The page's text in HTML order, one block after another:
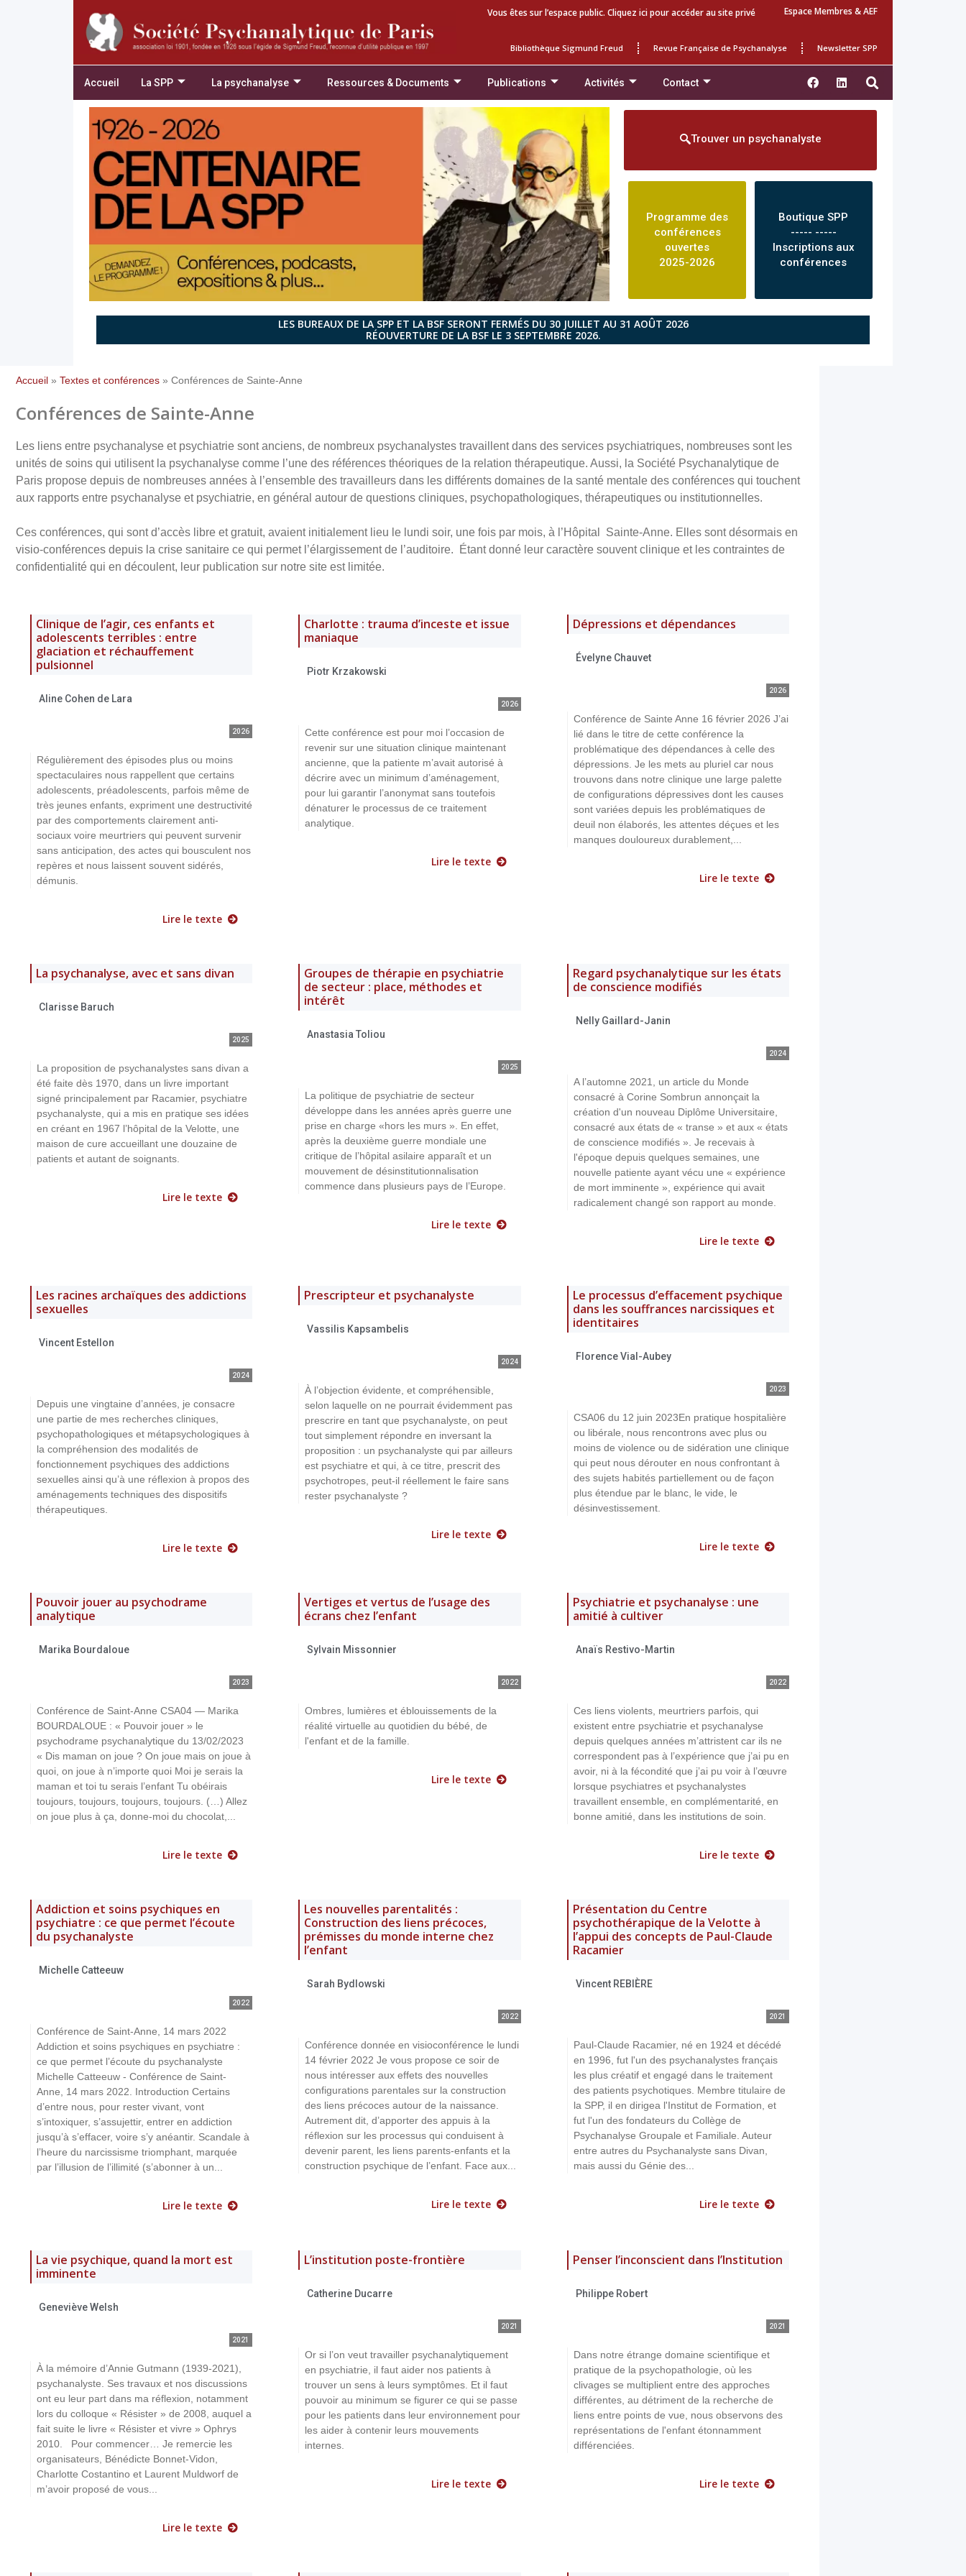
Vous êtes sur l’espace public. Cliquez ici pour accéder au site privé Espace Membres & AEF
Bibliothèque Sigmund Freud Revue Française de Psychanalyse Newsletter SPP
Accueil La SPP La psychanalyse Ressources & Documents Publications Activités Contact
Trouver un psychanalyste
Programme des
conférences
ouvertes
2025-2026
Boutique SPP
----- -----
Inscriptions aux
conférences
LES BUREAUX DE LA SPP ET LA BSF SERONT FERMÉS DU 30 JUILLET AU 31 AOÛT 2026
RÉOUVERTURE DE LA BSF LE 3 SEPTEMBRE 2026.
Accueil » Textes et conférences » Conférences de Sainte-Anne
Conférences de Sainte-Anne
Les liens entre psychanalyse et psychiatrie sont anciens, de nombreux psychanalystes travaillent dans des services psychiatriques, nombreuses sont les
unités de soins qui utilisent la psychanalyse comme l’une des références théoriques de la relation thérapeutique. Aussi, la Société Psychanalytique de
Paris propose depuis de nombreuses années à l’ensemble des travailleurs dans les différents domaines de la santé mentale des conférences qui touchent
aux rapports entre psychanalyse et psychiatrie, en général autour de questions cliniques, psychopathologiques, thérapeutiques ou institutionnelles.
Ces conférences, qui sont d’accès libre et gratuit, avaient initialement lieu le lundi soir, une fois par mois, à l’Hôpital Sainte-Anne. Elles sont désormais en
visio-conférences depuis la crise sanitaire ce qui permet l’élargissement de l’auditoire. Étant donné leur caractère souvent clinique et les contraintes de
confidentialité qui en découlent, leur publication sur notre site est limitée.
Clinique de l’agir, ces enfants et
adolescents terribles : entre
glaciation et réchauffement
pulsionnel
Aline Cohen de Lara
2026
Régulièrement des épisodes plus ou moins
spectaculaires nous rappellent que certains
adolescents, préadolescents, parfois même de
très jeunes enfants, expriment une destructivité
par des comportements clairement anti-
sociaux voire meurtriers qui peuvent survenir
sans anticipation, des actes qui bousculent nos
repères et nous laissent souvent sidérés,
démunis.
Lire le texte
Charlotte : trauma d’inceste et issue
maniaque
Piotr Krzakowski
2026
Cette conférence est pour moi l’occasion de
revenir sur une situation clinique maintenant
ancienne, que la patiente m’avait autorisé à
décrire avec un minimum d’aménagement,
pour lui garantir l’anonymat sans toutefois
dénaturer le processus de ce traitement
analytique.
Lire le texte
Dépressions et dépendances
Évelyne Chauvet
2026
Conférence de Sainte Anne 16 février 2026 J’ai
lié dans le titre de cette conférence la
problématique des dépendances à celle des
dépressions. Je les mets au pluriel car nous
trouvons dans notre clinique une large palette
de configurations dépressives dont les causes
sont variées depuis les problématiques de
deuil non élaborés, les attentes déçues et les
manques douloureux durablement,...
Lire le texte
La psychanalyse, avec et sans divan
Clarisse Baruch
2025
La proposition de psychanalystes sans divan a
été faite dès 1970, dans un livre important
signé principalement par Racamier, psychiatre
psychanalyste, qui a mis en pratique ses idées
en créant en 1967 l’hôpital de la Velotte, une
maison de cure accueillant une douzaine de
patients et autant de soignants.
Lire le texte
Groupes de thérapie en psychiatrie
de secteur : place, méthodes et
intérêt
Anastasia Toliou
2025
La politique de psychiatrie de secteur
développe dans les années après guerre une
prise en charge «hors les murs ». En effet,
après la deuxième guerre mondiale une
critique de l’hôpital asilaire apparaît et un
mouvement de désinstitutionnalisation
commence dans plusieurs pays de l’Europe.
Lire le texte
Regard psychanalytique sur les états
de conscience modifiés
Nelly Gaillard-Janin
2024
A l’automne 2021, un article du Monde
consacré à Corine Sombrun annonçait la
création d'un nouveau Diplôme Universitaire,
consacré aux états de « transe » et aux « états
de conscience modifiés ». Je recevais à
l'époque depuis quelques semaines, une
nouvelle patiente ayant vécu une « expérience
de mort imminente », expérience qui avait
radicalement changé son rapport au monde.
Lire le texte
Les racines archaïques des addictions
sexuelles
Vincent Estellon
2024
Depuis une vingtaine d’années, je consacre
une partie de mes recherches cliniques,
psychopathologiques et métapsychologiques à
la compréhension des modalités de
fonctionnement psychiques des addictions
sexuelles ainsi qu’à une réflexion à propos des
aménagements techniques des dispositifs
thérapeutiques.
Lire le texte
Prescripteur et psychanalyste
Vassilis Kapsambelis
2024
À l’objection évidente, et compréhensible,
selon laquelle on ne pourrait évidemment pas
prescrire en tant que psychanalyste, on peut
tout simplement répondre en inversant la
proposition : un psychanalyste qui par ailleurs
est psychiatre et qui, à ce titre, prescrit des
psychotropes, peut-il réellement le faire sans
rester psychanalyste ?
Lire le texte
Le processus d’effacement psychique
dans les souffrances narcissiques et
identitaires
Florence Vial-Aubey
2023
CSA06 du 12 juin 2023En pratique hospitalière
ou libérale, nous rencontrons avec plus ou
moins de violence ou de sidération une clinique
qui peut nous dérouter en nous confrontant à
des sujets habités partiellement ou de façon
plus étendue par le blanc, le vide, le
désinvestissement.
Lire le texte
Pouvoir jouer au psychodrame
analytique
Marika Bourdaloue
2023
Conférence de Saint-Anne CSA04 — Marika
BOURDALOUE : « Pouvoir jouer » le
psychodrame psychanalytique du 13/02/2023
« Dis maman on joue ? On joue mais on joue à
quoi, on joue à n’importe quoi Moi je serais la
maman et toi tu serais l’enfant Tu obéirais
toujours, toujours, toujours, toujours. (…) Allez
on joue plus à ça, donne-moi du chocolat,...
Lire le texte
Vertiges et vertus de l’usage des
écrans chez l’enfant
Sylvain Missonnier
2022
Ombres, lumières et éblouissements de la
réalité virtuelle au quotidien du bébé, de
l'enfant et de la famille.
Lire le texte
Psychiatrie et psychanalyse : une
amitié à cultiver
Anaïs Restivo-Martin
2022
Ces liens violents, meurtriers parfois, qui
existent entre psychiatrie et psychanalyse
depuis quelques années m’attristent car ils ne
correspondent pas à l’expérience que j’ai pu en
avoir, ni à la fécondité que j’ai pu voir à l’œuvre
lorsque psychiatres et psychanalystes
travaillent ensemble, en complémentarité, en
bonne amitié, dans les institutions de soin.
Lire le texte
Addiction et soins psychiques en
psychiatre : ce que permet l’écoute
du psychanalyste
Michelle Catteeuw
2022
Conférence de Saint-Anne, 14 mars 2022
Addiction et soins psychiques en psychiatre :
ce que permet l’écoute du psychanalyste
Michelle Catteeuw - Conférence de Saint-
Anne, 14 mars 2022. Introduction Certains
d’entre nous, pour rester vivant, vont
s’intoxiquer, s’assujettir, entrer en addiction
jusqu’à s’effacer, voire s’y anéantir. Scandale à
l’heure du narcissisme triomphant, marquée
par l’illusion de l’illimité (s’abonner à un...
Lire le texte
Les nouvelles parentalités :
Construction des liens précoces,
prémisses du monde interne chez
l’enfant
Sarah Bydlowski
2022
Conférence donnée en visioconférence le lundi
14 février 2022 Je vous propose ce soir de
nous intéresser aux effets des nouvelles
configurations parentales sur la construction
des liens précoces autour de la naissance.
Autrement dit, d’apporter des appuis à la
réflexion sur les processus qui conduisent à
devenir parent, les liens parents-enfants et la
construction psychique de l’enfant. Face aux...
Lire le texte
Présentation du Centre
psychothérapique de la Velotte à
l’appui des concepts de Paul-Claude
Racamier
Vincent REBIÈRE
2021
Paul-Claude Racamier, né en 1924 et décédé
en 1996, fut l'un des psychanalystes français
les plus créatif et engagé dans le traitement
des patients psychotiques. Membre titulaire de
la SPP, il en dirigea l'Institut de Formation, et
fut l'un des fondateurs du Collège de
Psychanalyse Groupale et Familiale. Auteur
entre autres du Psychanalyste sans Divan,
mais aussi du Génie des...
Lire le texte
La vie psychique, quand la mort est
imminente
Geneviève Welsh
2021
À la mémoire d’Annie Gutmann (1939-2021),
psychanalyste. Ses travaux et nos discussions
ont eu leur part dans ma réflexion, notamment
lors du colloque « Résister » de 2008, auquel a
fait suite le livre « Résister et vivre » Ophrys
2010. Pour commencer… Je remercie les
organisateurs, Bénédicte Bonnet-Vidon,
Charlotte Costantino et Laurent Muldworf de
m’avoir proposé de vous...
Lire le texte
L’institution poste-frontière
Catherine Ducarre
2021
Or si l’on veut travailler psychanalytiquement
en psychiatrie, il faut aider nos patients à
trouver un sens à leurs symptômes. Et il faut
pouvoir au minimum se figurer ce qui se passe
pour les patients dans leur environnement pour
les aider à contenir leurs mouvements
internes.
Lire le texte
Penser l’inconscient dans l’Institution
Philippe Robert
2021
Dans notre étrange domaine scientifique et
pratique de la psychopathologie, où les
clivages se multiplient entre des approches
différentes, au détriment de la recherche de
liens entre points de vue, nous observons des
représentations de l'enfant étonnamment
différenciées.
Lire le texte